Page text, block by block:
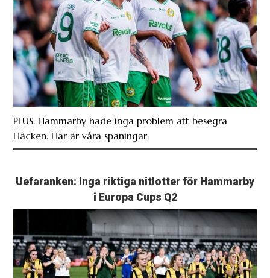
PLUS. Hammarby hade inga problem att besegra
Häcken. Här är våra spaningar.
Uefaranken: Inga riktiga nitlotter för Hammarby
i Europa Cups Q2